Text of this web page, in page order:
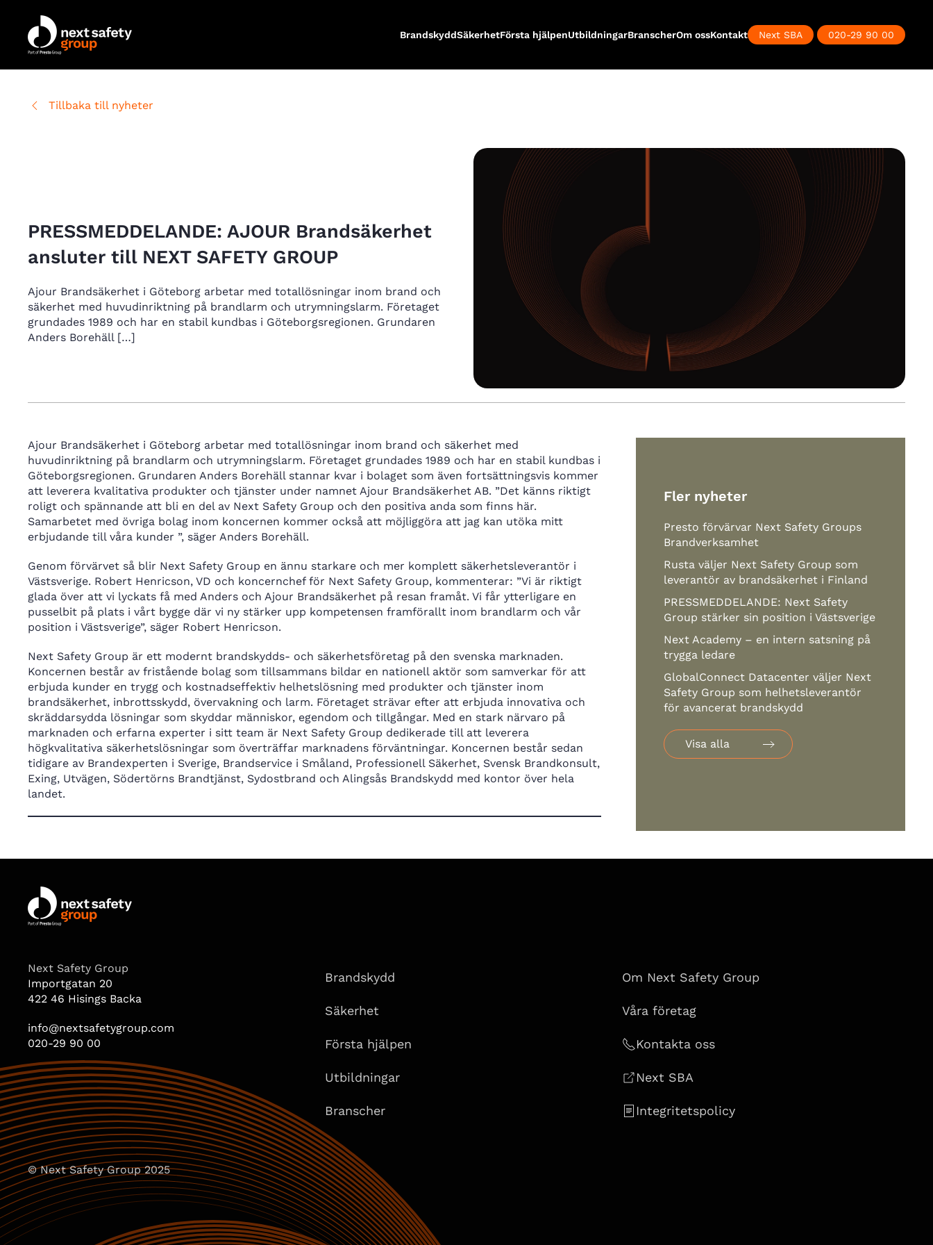
Skip to main content BrandskyddSäkerhetFörsta hjälpenUtbildningarBranscherOm ossKontakt Next SBA 020-29 90 00
Tillbaka till nyheter
PRESSMEDDELANDE: AJOUR Brandsäkerhet
ansluter till NEXT SAFETY GROUP
Ajour Brandsäkerhet i Göteborg arbetar med totallösningar inom brand och
säkerhet med huvudinriktning på brandlarm och utrymningslarm. Företaget
grundades 1989 och har en stabil kundbas i Göteborgsregionen. Grundaren
Anders Borehäll […]
Ajour Brandsäkerhet i Göteborg arbetar med totallösningar inom brand och säkerhet med
huvudinriktning på brandlarm och utrymningslarm. Företaget grundades 1989 och har en stabil kundbas i
Göteborgsregionen. Grundaren Anders Borehäll stannar kvar i bolaget som även fortsättningsvis kommer
att leverera kvalitativa produkter och tjänster under namnet Ajour Brandsäkerhet AB. ”Det känns riktigt
roligt och spännande att bli en del av Next Safety Group och den positiva anda som finns här.
Samarbetet med övriga bolag inom koncernen kommer också att möjliggöra att jag kan utöka mitt
erbjudande till våra kunder ”, säger Anders Borehäll.
Genom förvärvet så blir Next Safety Group en ännu starkare och mer komplett säkerhetsleverantör i
Västsverige. Robert Henricson, VD och koncernchef för Next Safety Group, kommenterar: ”Vi är riktigt
glada över att vi lyckats få med Anders och Ajour Brandsäkerhet på resan framåt. Vi får ytterligare en
pusselbit på plats i vårt bygge där vi ny stärker upp kompetensen framförallt inom brandlarm och vår
position i Västsverige”, säger Robert Henricson.
Next Safety Group är ett modernt brandskydds- och säkerhetsföretag på den svenska marknaden.
Koncernen består av fristående bolag som tillsammans bildar en nationell aktör som samverkar för att
erbjuda kunder en trygg och kostnadseffektiv helhetslösning med produkter och tjänster inom
brandsäkerhet, inbrottsskydd, övervakning och larm. Företaget strävar efter att erbjuda innovativa och
skräddarsydda lösningar som skyddar människor, egendom och tillgångar. Med en stark närvaro på
marknaden och erfarna experter i sitt team är Next Safety Group dedikerade till att leverera
högkvalitativa säkerhetslösningar som överträffar marknadens förväntningar. Koncernen består sedan
tidigare av Brandexperten i Sverige, Brandservice i Småland, Professionell Säkerhet, Svensk Brandkonsult,
Exing, Utvägen, Södertörns Brandtjänst, Sydostbrand och Alingsås Brandskydd med kontor över hela
landet.
Fler nyheter
Presto förvärvar Next Safety Groups
Brandverksamhet
Rusta väljer Next Safety Group som
leverantör av brandsäkerhet i Finland
PRESSMEDDELANDE: Next Safety
Group stärker sin position i Västsverige
Next Academy – en intern satsning på
trygga ledare
GlobalConnect Datacenter väljer Next
Safety Group som helhetsleverantör
för avancerat brandskydd
Visa alla
Next Safety Group
Importgatan 20
422 46 Hisings Backa
info@nextsafetygroup.com
020-29 90 00
Brandskydd
Säkerhet
Första hjälpen
Utbildningar
Branscher
Om Next Safety Group
Våra företag
Kontakta oss
Next SBA
Integritetspolicy
© Next Safety Group 2025